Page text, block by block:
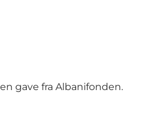
gave fra Albanifonden.